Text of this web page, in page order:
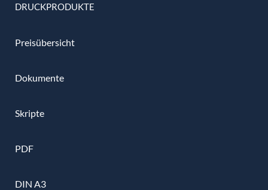
DRUCKPRODUKTE
Preisübersicht
Dokumente
Skripte
PDF
DIN A3